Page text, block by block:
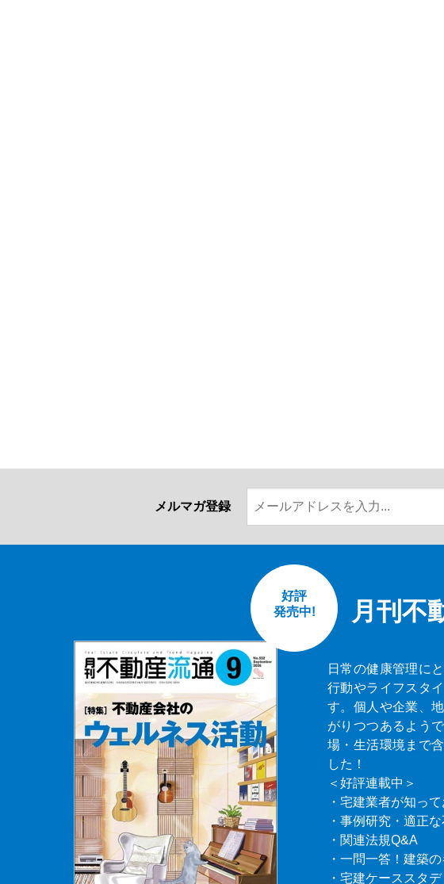
メルマガ登録
月刊不
好評
発売中!
日常の健康管理に
行動やライフスタ
す。個人や企業、
がりつつあるよう
場・生活環境まで
した！
＜好評連載中＞
・宅建業者が知っ
・事例研究・適正
・関連法規Q&A
・一問一答！建築
・宅建ケーススタ